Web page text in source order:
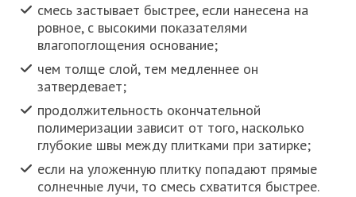
смесь застывает быстрее, если нанесена на
ровное, с высокими показателями
влагопоглощения основание;
чем толще слой, тем медленнее он
затвердевает;
продолжительность окончательной
полимеризации зависит от того, насколько
глубокие швы между плитками при затирке;
если на уложенную плитку попадают прямые
солнечные лучи, то смесь схватится быстрее.